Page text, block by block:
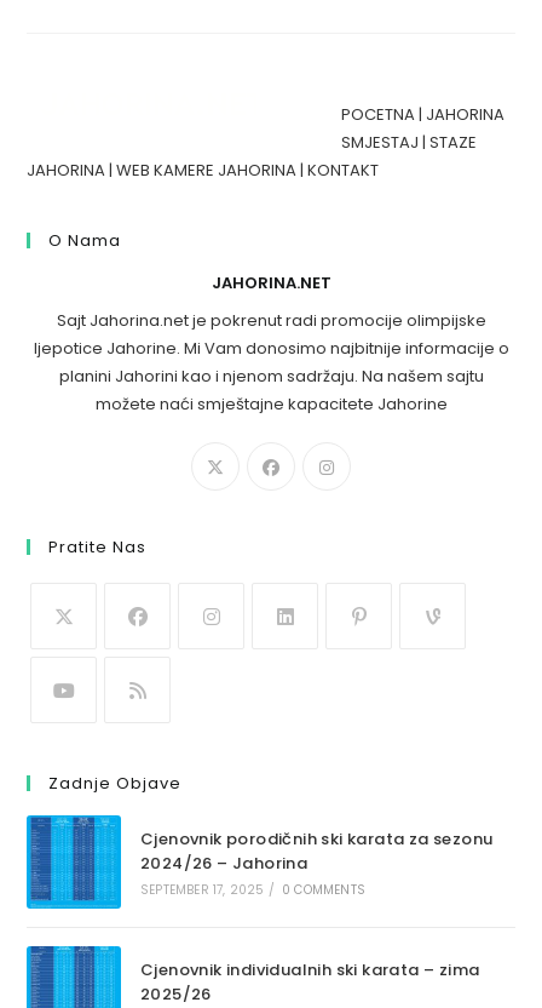
POCETNA| JAHORINA
SMJESTAJ |STAZE
JAHORINA|WEB KAMERE JAHORINA|KONTAKT
O Nama
JAHORINA.NET
Sajt Jahorina.net je pokrenut radi promocije olimpijske
ljepotice Jahorine. Mi Vam donosimo najbitnije informacije o
planini Jahorini kao i njenom sadržaju. Na našem sajtu
možete naći smještajne kapacitete Jahorine
Pratite Nas
Zadnje Objave
Cjenovnik porodičnih ski karata za sezonu
2024/26 – Jahorina
SEPTEMBER 17, 2025 / 0 COMMENTS
Cjenovnik individualnih ski karata – zima
2025/26